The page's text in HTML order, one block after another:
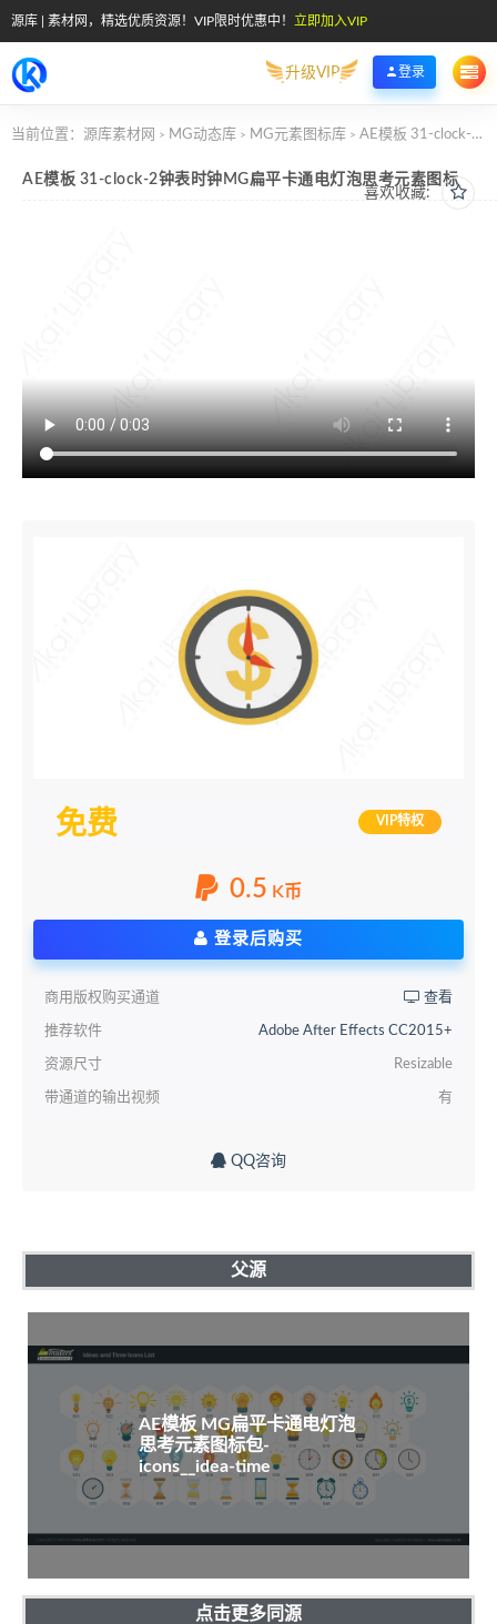
源库 | 素材网，精选优质资源！VIP限时优惠中！ 立即加入VIP
升级VIP 登录
当前位置： 源库素材网 > MG动态库 > MG元素图标库 > AE模板 31-clock-2钟表时钟MG扁平卡通电灯泡思考元素图标
喜欢收藏:
AE模板 31-clock-2钟表时钟MG扁平卡通电灯泡思考元素图标
免费 VIP特权
0.5 K币
登录后购买
商用版权购买通道 查看
推荐软件 Adobe After Effects CC2015+
资源尺寸 Resizable
带通道的输出视频 有
QQ咨询
父源
AE模板 MG扁平卡通电灯泡
思考元素图标包-
icons__idea-time
点击更多同源